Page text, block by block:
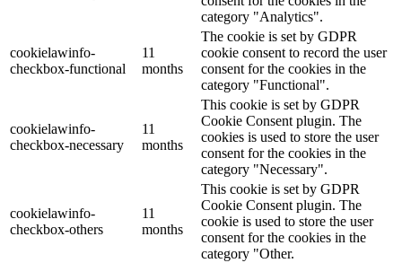
category "Analytics".
cookielawinfo-
checkbox-functional
11
months
The cookie is set by GDPR
cookie consent to record the user
consent for the cookies in the
category "Functional".
cookielawinfo-
checkbox-necessary
11
months
This cookie is set by GDPR
Cookie Consent plugin. The
cookies is used to store the user
consent for the cookies in the
category "Necessary".
cookielawinfo-
checkbox-others
11
months
This cookie is set by GDPR
Cookie Consent plugin. The
cookie is used to store the user
consent for the cookies in the
category "Other.